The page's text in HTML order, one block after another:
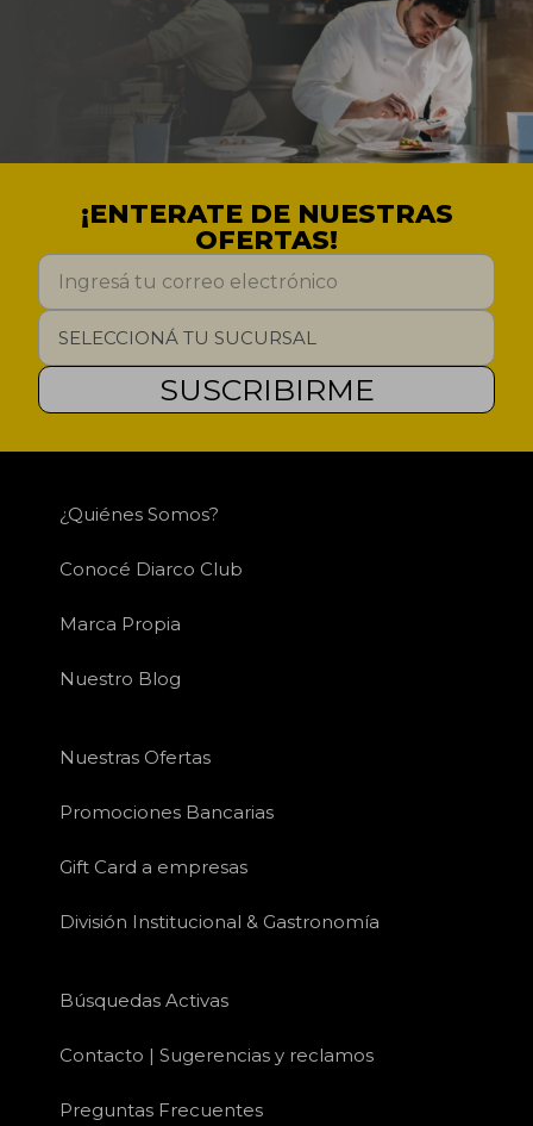
¡ENTERATE DE NUESTRAS
OFERTAS!
SUSCRIBIRME
¿Quiénes Somos?
Conocé Diarco Club
Marca Propia
Nuestro Blog
Nuestras Ofertas
Promociones Bancarias
Gift Card a empresas
División Institucional & Gastronomía
Búsquedas Activas
Contacto | Sugerencias y reclamos
Preguntas Frecuentes